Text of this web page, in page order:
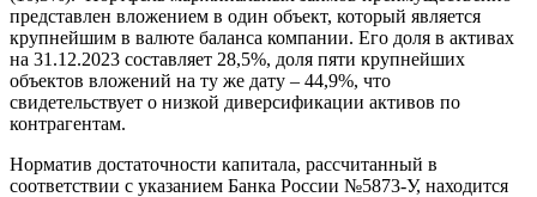
представлен вложением в один объект, который является
крупнейшим в валюте баланса компании. Его доля в активах
на 31.12.2023 составляет 28,5%, доля пяти крупнейших
объектов вложений на ту же дату – 44,9%, что
свидетельствует о низкой диверсификации активов по
контрагентам.
Норматив достаточности капитала, рассчитанный в
соответствии с указанием Банка России №5873-У, находится